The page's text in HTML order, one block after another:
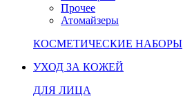
Прочее
Атомайзеры
КОСМЕТИЧЕСКИЕ НАБОРЫ
УХОД ЗА КОЖЕЙ
ДЛЯ ЛИЦА